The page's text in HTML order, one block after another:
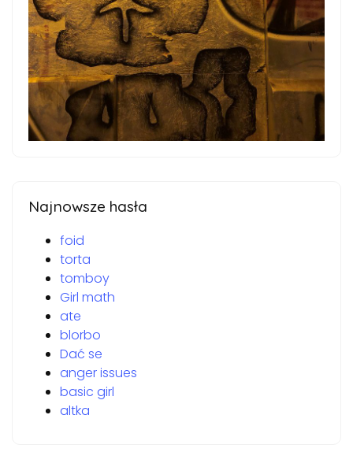
Najnowsze hasła
foid
torta
tomboy
Girl math
ate
blorbo
Dać se
anger issues
basic girl
altka